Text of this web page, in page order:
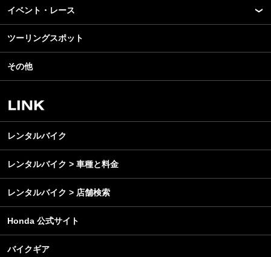
モデル情報
カスタマイズパーツ
テクノロジー
名車・旧車
ビジネス
アプリ
ライディングギア
ツーリング
アウトドア
レンタルバイク
イベント・レース
モータースポーツ
イベント
スクール・レッスン
ツーリングスポット
その他
レンタルバイク
レンタルバイク > 車種と料金
レンタルバイク > 店舗検索
Honda 公式サイト
バイクギア